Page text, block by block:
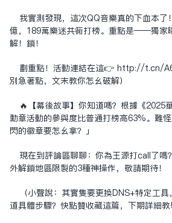
我實測發現，這次QQ音樂真的下血本
億，189萬樂迷共同打榜。重點是——獨家
解！鎖！
划重點！活動連結在這👉 http://t.cn/
別急著點，文末教你怎么破解）
🔥【幕後故事】你知道嗎？根據《2025
勳章活動的參與度比普通打榜高63%。難
閃的徽章要怎么拿？」
現在到評論區聊聊：你為王源打call了
外解鎖地區限制的3種神操作，敬請期待！
（小聲說：其實只要更換DNS+特定工
道具體步驟？快點贊收藏這篇，下期詳細教